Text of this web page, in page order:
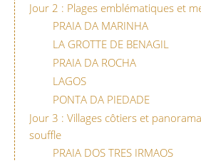
Jour 2 : Plages emblématiques et
PRAIA DA MARINHA
LA GROTTE DE BENAGIL
PRAIA DA ROCHA
LAGOS
PONTA DA PIEDADE
Jour 3 : Villages côtiers et
souffle
PRAIA DOS TRES IRMAOS